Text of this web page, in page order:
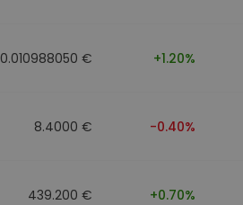
0.010988050 € +1.20%
8.4000 € -0.40%
439.200 € +0.70%